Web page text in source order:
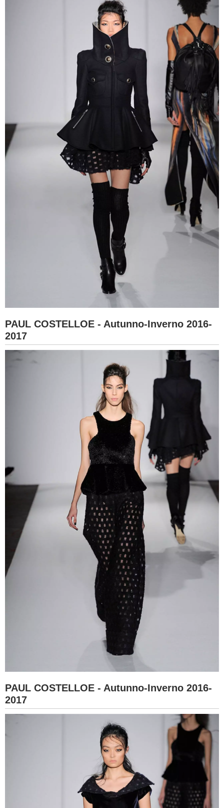
PAUL COSTELLOE - Autunno-Inverno 2016-
2017
PAUL COSTELLOE - Autunno-Inverno 2016-
2017